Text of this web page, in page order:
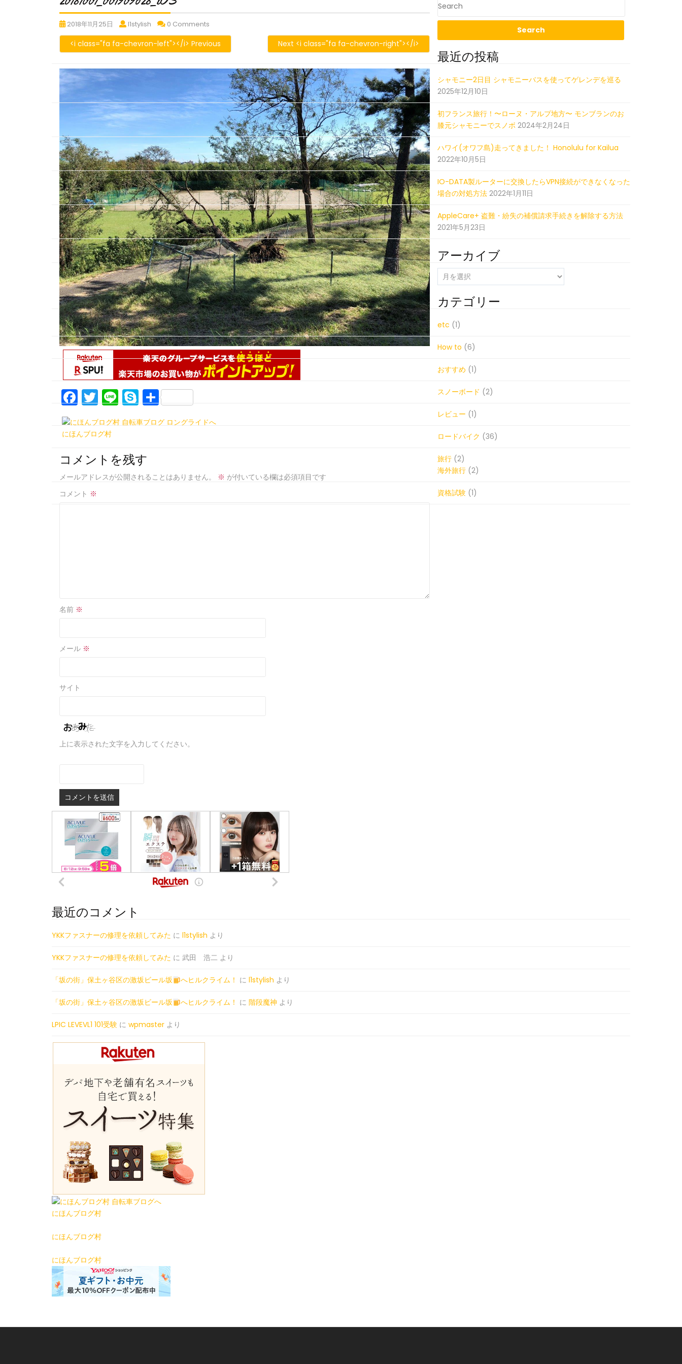
2018年11月25日 20181001_001909628_iOS
l1stylish 20181001_001909628_iOS
0 Comments
<i class="fa fa-chevron-left"></i> Previous Next <i class="fa fa-chevron-right"></i>
20181001_001909628_iOS
F
a
c
b
o
o
T
w
itt
Li
n
e
S
k
y
e
共
有
にほんブログ村
コメントを残す
メールアドレスが公開されることはありません。 ※ が付いている欄は必須項目です
コメント ※
名前 ※
メール ※
サイト
上に表示された文字を入力してください。
最近の投稿
シャモニー2日目 シャモニーバスを使ってゲレンデを巡る
2025年12月10日
初フランス旅行！〜ローヌ・アルプ地方〜 モンブランのお
膝元シャモニーでスノボ 2024年2月24日
ハワイ(オワフ島)走ってきました！ Honolulu for Kailua
2022年10月5日
IO-DATA製ルーターに交換したらVPN接続ができなくなった
場合の対処方法 2022年1月11日
AppleCare+ 盗難・紛失の補償請求手続きを解除する方法
2021年5月23日
アーカイブ
ー
カ
イ
ブ
カテゴリー
etc (1)
How to (6)
おすすめ (1)
スノーボード (2)
レビュー (1)
ロードバイク (36)
旅行 (2)
海外旅行 (2)
資格試験 (1)
最近のコメント
YKKファスナーの修理を依頼してみた に l1stylish より
YKKファスナーの修理を依頼してみた に 武田 浩二 より
「坂の街」保土ヶ谷区の激坂ビール坂 へヒルクライム！ に l1stylish より
「坂の街」保土ヶ谷区の激坂ビール坂 へヒルクライム！ に 階段魔神 より
LPIC LEVEVL1 101受験 に wpmaster より
にほんブログ村
にほんブログ村
にほんブログ村